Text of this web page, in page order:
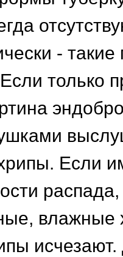
-
только
Если
влажные